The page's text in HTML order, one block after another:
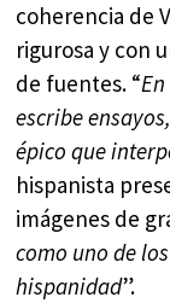
coherencia de
rigurosa y con
de fuentes. “
escribe
épico que
hispanista
imágenes de
como uno de
hispanidad”.